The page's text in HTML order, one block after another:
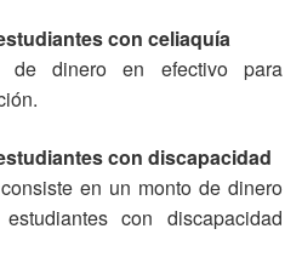
con celiaquía
de dinero en efectivo para
con discapacidad
en un monto de dinero
con discapacidad